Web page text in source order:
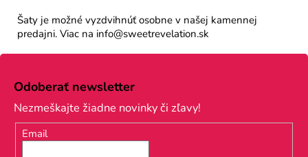
Šaty je možné vyzdvihnúť osobne v našej kamennej
predajni. Viac na info@sweetrevelation.sk
Z
Odoberať newsletter
Nezmeškajte žiadne novinky či zľavy!
Email